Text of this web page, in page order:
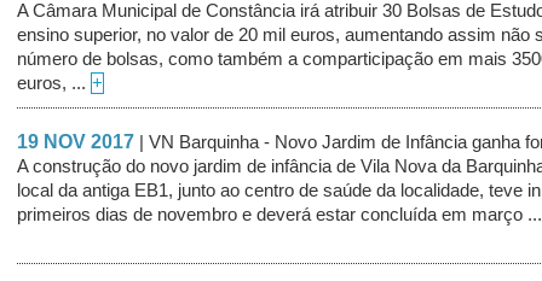
A Câmara Municipal de Constância irá atribuir 30 Bolsas de
ensino superior, no valor de 20 mil euros, aumentando assim não
número de bolsas, como também a comparticipação em mais
euros, ... +
19 NOV 2017
| VN Barquinha - Novo Jardim de Infância ganha
A construção do novo jardim de infância de Vila Nova da
local da antiga EB1, junto ao centro de saúde da localidade, teve
primeiros dias de novembro e deverá estar concluída em março